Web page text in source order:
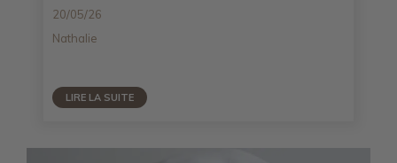
20/05/26
Nathalie
LIRE LA SUITE